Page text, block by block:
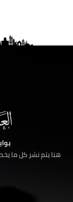
هنا يتم نشر كل ما